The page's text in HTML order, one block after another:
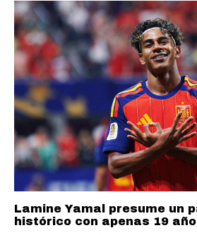
Lamine Yamal presume un
histórico con apenas 19